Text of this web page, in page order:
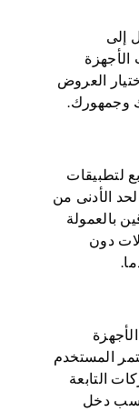
إلى
العروض
وجمهورك.
لتطبيقات
الأدنى من
بالعمولة
دون
المستخدم
التابعة
دخل